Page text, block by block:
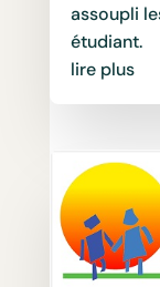
assoupli
étudiant.
lire plus